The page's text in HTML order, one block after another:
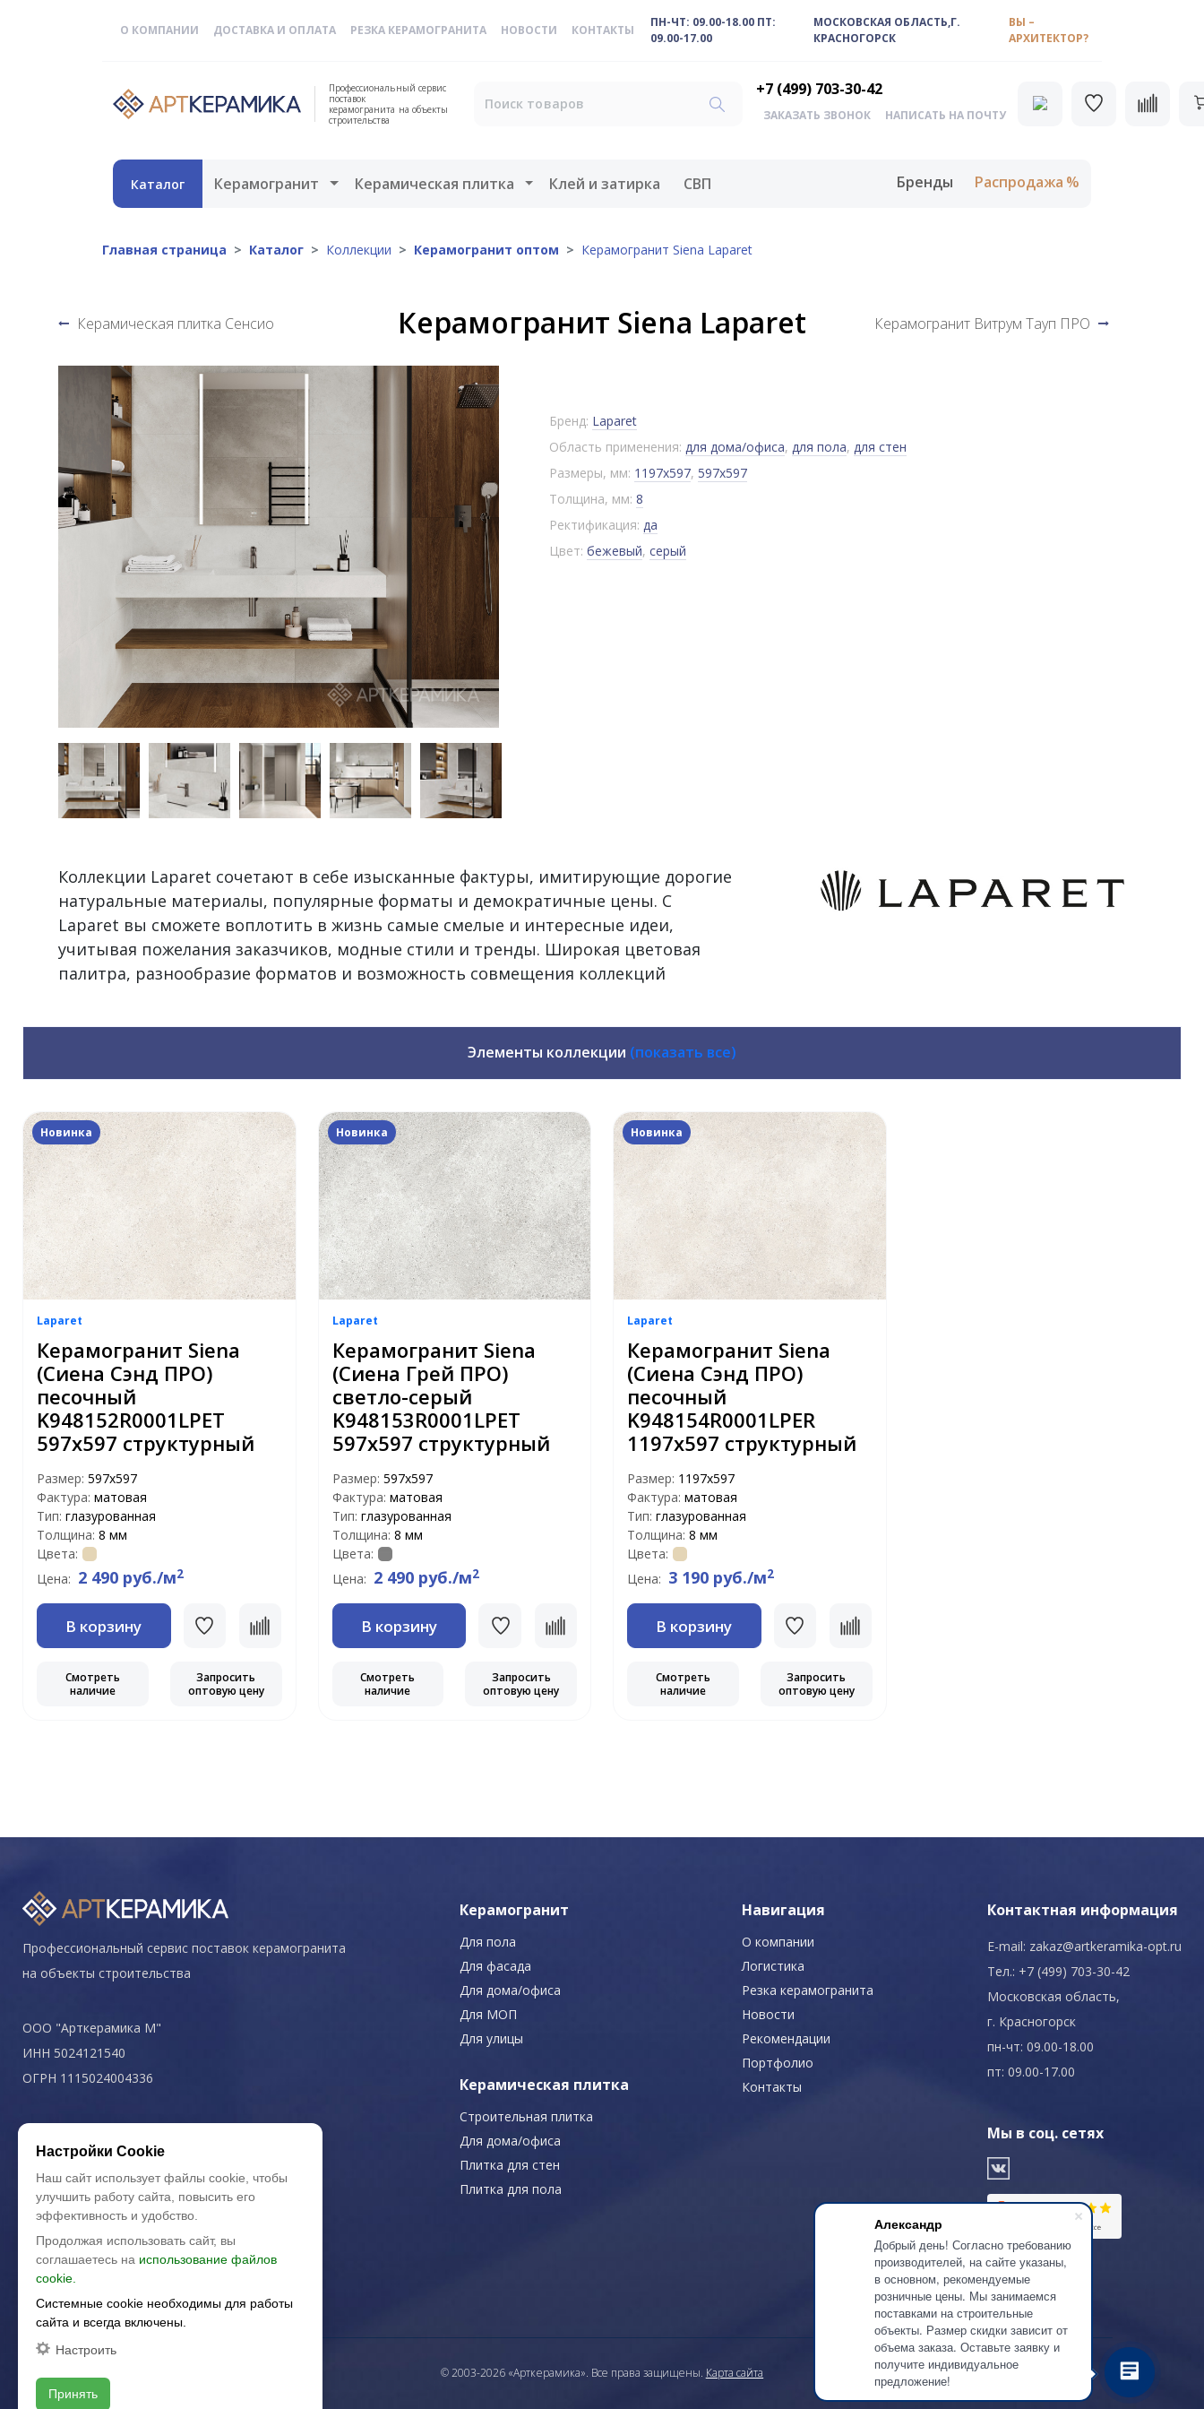
Александр
Добрый день! Согласно требованию
производителей, на сайте указаны,
в основном, рекомендуемые
розничные цены. Мы занимаемся
поставками на строительные
объекты. Размер скидки зависит от
объема заказа. Оставьте заявку и
получите индивидуальное
предложение!
О КОМПАНИИ ДОСТАВКА И ОПЛАТА РЕЗКА КЕРАМОГРАНИТА НОВОСТИ КОНТАКТЫ
ПН-ЧТ: 09.00-18.00 ПТ:
09.00-17.00
МОСКОВСКАЯ ОБЛАСТЬ,Г.
КРАСНОГОРСК
ВЫ –
АРХИТЕКТОР?
Профессиональный сервис
поставок
керамогранита на объекты
строительства
+7 (499) 703-30-42
ЗАКАЗАТЬ ЗВОНОК НАПИСАТЬ НА ПОЧТУ
Каталог Керамогранит Открыть меню
Керамическая плитка Открыть меню
Клей и затирка СВП Бренды Распродажа
Главная страница Каталог Коллекции Керамогранит оптом Керамогранит Siena Laparet
Керамическая плитка Сенсио Керамогранит Siena Laparet Керамогранит Витрум Тауп ПРО
Бренд: Laparet
Область применения: для дома/офиса, для пола, для стен
Размеры, мм: 1197x597, 597x597
Толщина, мм: 8
Ректификация: да
Цвет: бежевый, серый
Коллекции Laparet сочетают в себе изысканные фактуры, имитирующие дорогие
натуральные материалы, популярные форматы и демократичные цены. С
Laparet вы сможете воплотить в жизнь самые смелые и интересные идеи,
учитывая пожелания заказчиков, модные стили и тренды. Широкая цветовая
палитра, разнообразие форматов и возможность совмещения коллекций
Элементы коллекции (показать все)
Новинка
Laparet
Керамогранит Siena
(Сиена Сэнд ПРО)
песочный
K948152R0001LPET
597x597 структурный
Размер: 597x597
Фактура: матовая
Тип: глазурованная
Толщина: 8 мм
Цвета:
Цена: 2 490 руб./м2
В корзину
Смотреть
наличие
Запросить
оптовую цену
Новинка
Laparet
Керамогранит Siena
(Сиена Грей ПРО)
светло-серый
K948153R0001LPET
597x597 структурный
Размер: 597x597
Фактура: матовая
Тип: глазурованная
Толщина: 8 мм
Цвета:
Цена: 2 490 руб./м2
В корзину
Смотреть
наличие
Запросить
оптовую цену
Новинка
Laparet
Керамогранит Siena
(Сиена Сэнд ПРО)
песочный
K948154R0001LPER
1197x597 структурный
Размер: 1197x597
Фактура: матовая
Тип: глазурованная
Толщина: 8 мм
Цвета:
Цена: 3 190 руб./м2
В корзину
Смотреть
наличие
Запросить
оптовую цену
Профессиональный сервис поставок керамогранита
на объекты строительства
ООО "Арткерамика М"
ИНН 5024121540
ОГРН 1115024004336
Политика конфиденциальности
Керамогранит
Для пола
Для фасада
Для дома/офиса
Для МОП
Для улицы
Керамическая плитка
Строительная плитка
Для дома/офиса
Плитка для стен
Плитка для пола
Навигация
О компании
Логистика
Резка керамогранита
Новости
Рекомендации
Портфолио
Контакты
Контактная информация
E-mail: zakaz@artkeramika-opt.ru
Тел.: +7 (499) 703-30-42
Московская область,
г. Красногорск
пн-чт: 09.00-18.00
пт: 09.00-17.00
Мы в соц. сетях
© 2003-2026 «Арткерамика». Все права защищены. Карта сайта
Настройки Cookie
Наш сайт использует файлы cookie, чтобы
улучшить работу сайта, повысить его
эффективность и удобство.
Продолжая использовать сайт, вы
соглашаетесь на использование файлов
cookie.
Системные cookie необходимы для работы
сайта и всегда включены.
Настроить
Принять